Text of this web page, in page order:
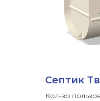
Септик
Кол-во